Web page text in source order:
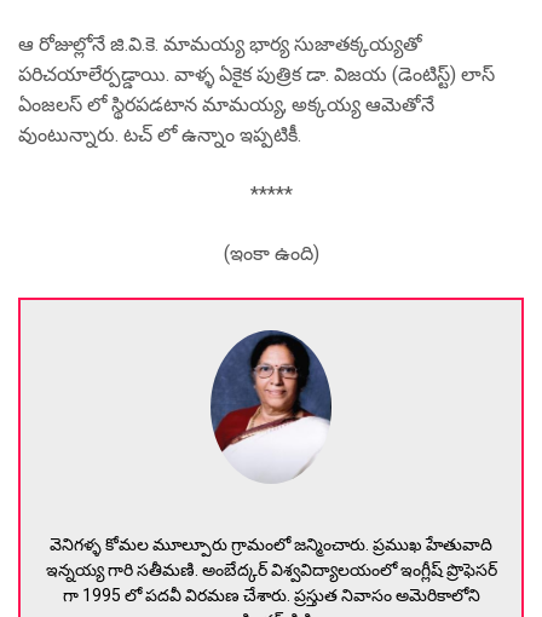
ఆ రోజుల్లోనే జి.వి.కె. మామయ్య భార్య సుజాతక్కయ్యతో
పరిచయాలేర్పడ్డాయి. వాళ్ళ ఏకైక పుత్రిక డా. విజయ (డెంటిస్ట్) లాస్
ఏంజలస్ లో స్థిరపడటాన మామయ్య, అక్కయ్య ఆమెతోనే
వుంటున్నారు. టచ్ లో ఉన్నాం ఇప్పటికీ.
*****
(ఇంకా ఉంది)
వెనిగళ్ళ కోమల మూల్పూరు గ్రామంలో జన్మించారు. ప్రముఖ హేతువాది
ఇన్నయ్య గారి సతీమణి. అంబేద్కర్ విశ్వవిద్యాలయంలో ఇంగ్లీష్ ప్రొఫెసర్
గా 1995 లో పదవీ విరమణ చేశారు. ప్రస్తుత నివాసం అమెరికాలోని